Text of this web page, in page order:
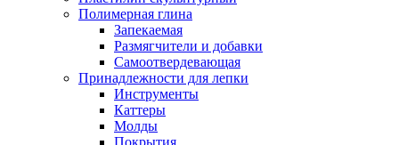
Полимерная глина
Запекаемая
Размягчители и добавки
Самоотвердевающая
Принадлежности для лепки
Инструменты
Каттеры
Молды
Покрытия